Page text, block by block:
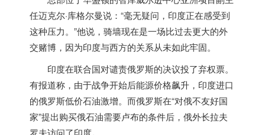
任迈克尔·库格尔曼说：“毫无疑问， 印度正在感受到
这种压力。”他说，骑墙现在是一场比过去更大的外
交赌博，因为印度与西方的关系从未如此牢固。
印度在联合国对谴责俄罗斯的决议投了弃权票。
有报道称，由于战争开始后能源价格飙升， 印度进口
的俄罗斯低价石油激增。而俄罗斯在“对俄不友好国
家”提出购买俄石油需要卢布的条件后，俄外长拉夫
罗夫访问了印度。